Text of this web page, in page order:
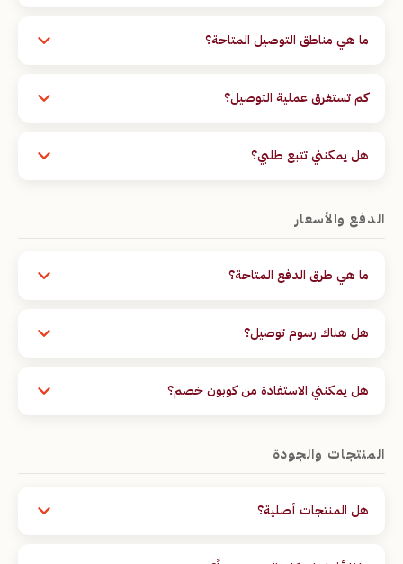
الطلب بمعلوماتك (الاسم، رقم الهاتف، الولاية، البلدية) ثم الضغط
ما هي مناطق التوصيل المتاحة؟
24 و72 ساعة بحسب موقعك.
كم تستغرق عملية التوصيل؟
حالات الازدحام أو العطل الرسمية.
هل يمكنني تتبع طلبي؟
التواصل معنا عبر صفحة "اتصل بنا" بذكر رقم هاتفك لتتبع حالة
طلبك.
الدفع والأسعار
ما هي طرق الدفع المتاحة؟
بنكية أو دفع مسبق — تدفع عند استلام طلبك.
هل هناك رسوم توصيل؟
تظهر بوضوح قبل التأكيد النهائي.
هل يمكنني الاستفادة من كوبون خصم؟
الطلب قبل التأكيد.
المنتجات والجودة
هل المنتجات أصلية؟